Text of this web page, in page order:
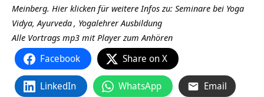
Meinberg. Hier klicken für weitere Infos zu: Seminare bei Yoga
Vidya,Ayurveda, Yogalehrer Ausbildung
Alle Vortrags mp3 mit Player zum Anhören
Facebook Share on X
LinkedIn WhatsApp Email